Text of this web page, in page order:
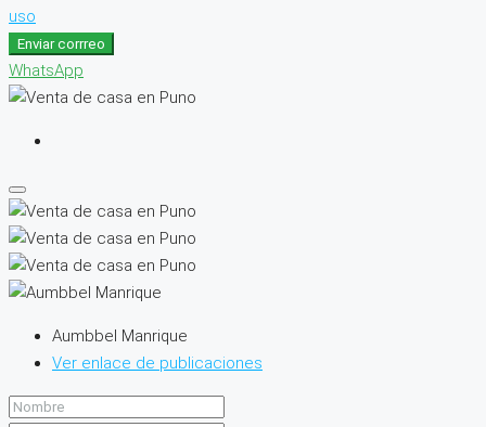
uso
Enviar corrreo
WhatsApp
Aumbbel Manrique
Ver enlace de publicaciones